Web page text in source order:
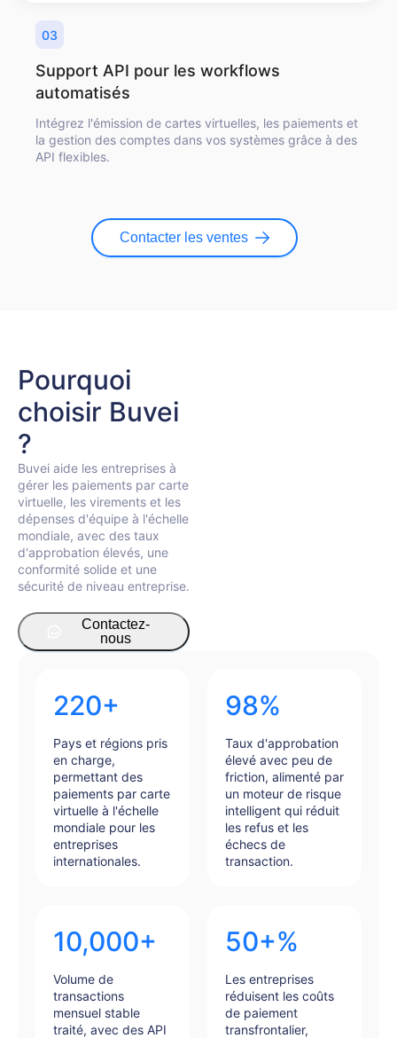
03
Support API pour les workflows
automatisés
Intégrez l'émission de cartes virtuelles, les paiements et
la gestion des comptes dans vos systèmes grâce à des
API flexibles.
Contacter les ventes
Pourquoi
choisir Buvei
?
Buvei aide les entreprises à
gérer les paiements par carte
virtuelle, les virements et les
dépenses d'équipe à l'échelle
mondiale, avec des taux
d'approbation élevés, une
conformité solide et une
sécurité de niveau entreprise.
Contactez-
nous
220+
Pays et régions pris
en charge,
permettant des
paiements par carte
virtuelle à l'échelle
mondiale pour les
entreprises
internationales.
98%
Taux d'approbation
élevé avec peu de
friction, alimenté par
un moteur de risque
intelligent qui réduit
les refus et les
échecs de
transaction.
10,000+
Volume de
transactions
mensuel stable
traité, avec des API
50+%
Les entreprises
réduisent les coûts
de paiement
transfrontalier,